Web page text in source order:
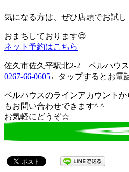
気になる方は、ぜひ店頭でお試し
おまちしております😌
ネット予約はこちら
佐久市佐久平駅北2-2 ベルハウス
0267-66-0605←タップするとお電
ベルハウスのラインアカウント
もお問い合わせできます^ ^
お気軽にどうぞ☆